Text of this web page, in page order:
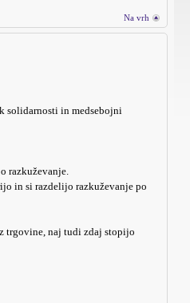
Na vrh
solidarnosti in medsebojni
razkuževanje.
in si razdelijo razkuževanje po
trgovine, naj tudi zdaj stopijo